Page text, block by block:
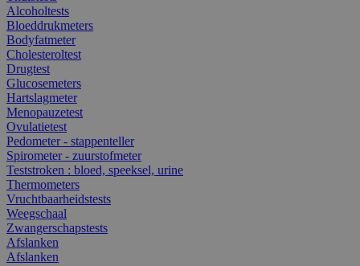
Alcoholtests
Bloeddrukmeters
Bodyfatmeter
Cholesteroltest
Drugtest
Glucosemeters
Hartslagmeter
Menopauzetest
Ovulatietest
Pedometer - stappenteller
Spirometer - zuurstofmeter
Teststroken : bloed, speeksel, urine
Thermometers
Vruchtbaarheidstests
Weegschaal
Zwangerschapstests
Afslanken
Afslanken